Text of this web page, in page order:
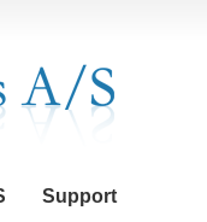
Support